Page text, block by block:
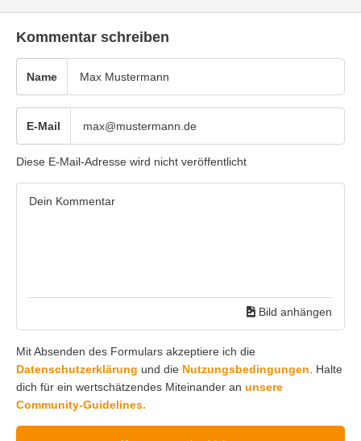
Kommentar schreiben
Name
E-Mail
Diese E-Mail-Adresse wird nicht veröffentlicht
Bild anhängen
Mit Absenden des Formulars akzeptiere ich die
Datenschutzerklärung und die Nutzungsbedingungen . Halte
dich für ein wertschätzendes Miteinander an unsere
Community-Guidelines.